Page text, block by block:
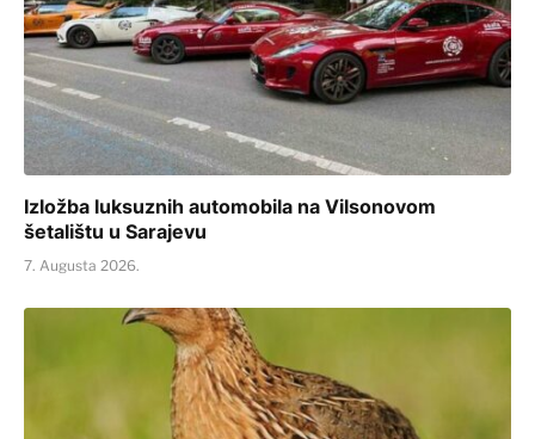
Izložba luksuznih automobila na Vilsonovom
šetalištu u Sarajevu
7. Augusta 2026.